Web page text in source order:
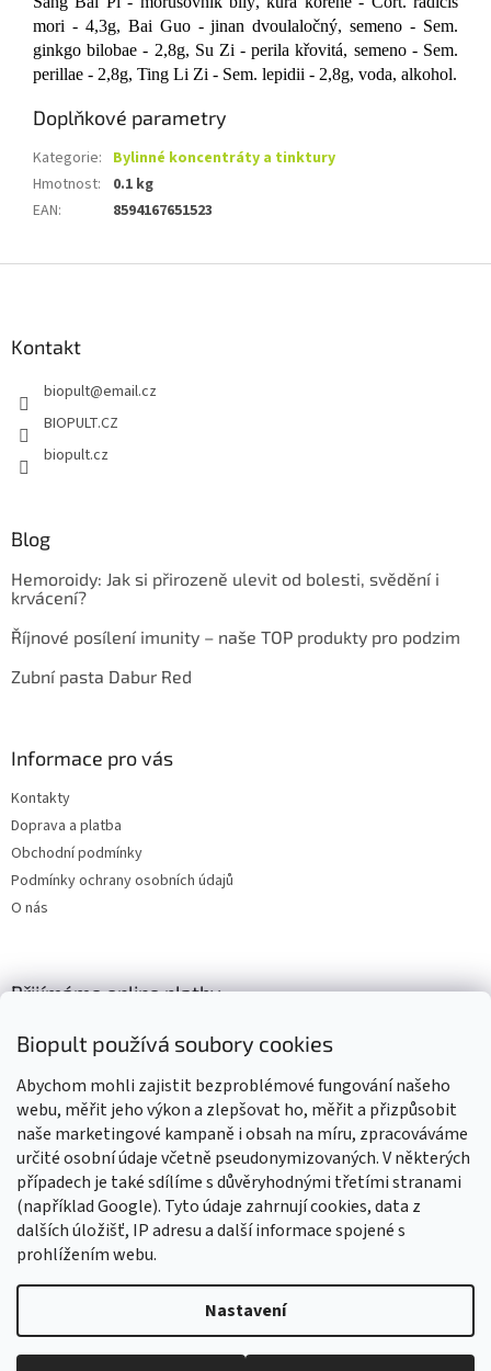
Biopult používá soubory cookies
Abychom mohli zajistit bezproblémové fungování našeho
webu, měřit jeho výkon a zlepšovat ho, měřit a přizpůsobit
naše marketingové kampaně i obsah na míru, zpracováváme
určité osobní údaje včetně pseudonymizovaných. V některých
případech je také sdílíme s důvěryhodnými třetími stranami
(například Google). Tyto údaje zahrnují cookies, data z
dalších úložišť, IP adresu a další informace spojené s
prohlížením webu.
Nastavení
Vážení zákazníci, z důvodu čerpání dovolené budou všechny
objednávky přijaté v tomto období expedovány od 17. srpna 2026.
mori - 4,3g, Bai Guo - jinan dvoulaločný, semeno - Sem.
ginkgo bilobae - 2,8g, Su Zi - perila křovitá, semeno - Sem.
perillae - 2,8g, Ting Li Zi - Sem. lepidii - 2,8g, voda, alkohol.
Doplňkové parametry
Kategorie: Bylinné koncentráty a tinktury
Hmotnost:
0.1 kg
EAN: 8594167651523
Kontakt
biopult@email.cz
BIOPULT.CZ
biopult.cz
Blog
Hemoroidy: Jak si přirozeně ulevit od bolesti, svědění i
krvácení?
Říjnové posílení imunity – naše TOP produkty pro podzim
Zubní pasta Dabur Red
Informace pro vás
Kontakty
Doprava a platba
Obchodní podmínky
Podmínky ochrany osobních údajů
O nás
Přijímáme online platby
Výrobky označené BIO jsou certifikované kontrolní organizací CZ-
BIO-003
Copyright 2026Biopult.cz. Všechna práva vyhrazena.Upravit